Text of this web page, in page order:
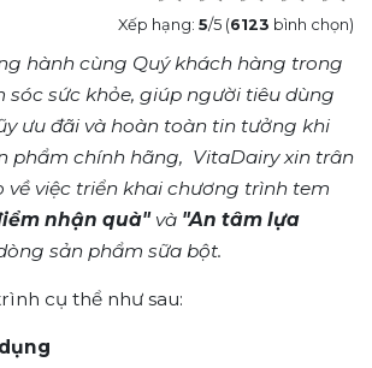
Xếp hạng: 5/5 (6123 bình chọn)
hành cùng Quý khách hàng trong
sóc sức khỏe, giúp người tiêu dùng
ưu đãi và hoàn toàn tin tưởng khi
phẩm chính hãng, VitaDairy xin trân
việc triển khai chương trình tem
nhận quà"và "An tâm lựa
sản phẩm sữa bột.
cụ thể như sau: